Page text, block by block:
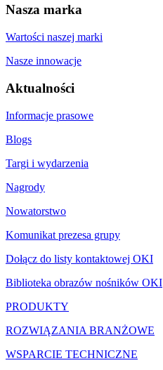
Nasza marka
Wartości naszej marki
Nasze innowacje
Aktualności
Informacje prasowe
Blogs
Targi i wydarzenia
Nagrody
Nowatorstwo
Komunikat prezesa grupy
Dołącz do listy kontaktowej OKI
Biblioteka obrazów nośników OKI
PRODUKTY
ROZWIĄZANIA BRANŻOWE
WSPARCIE TECHNICZNE